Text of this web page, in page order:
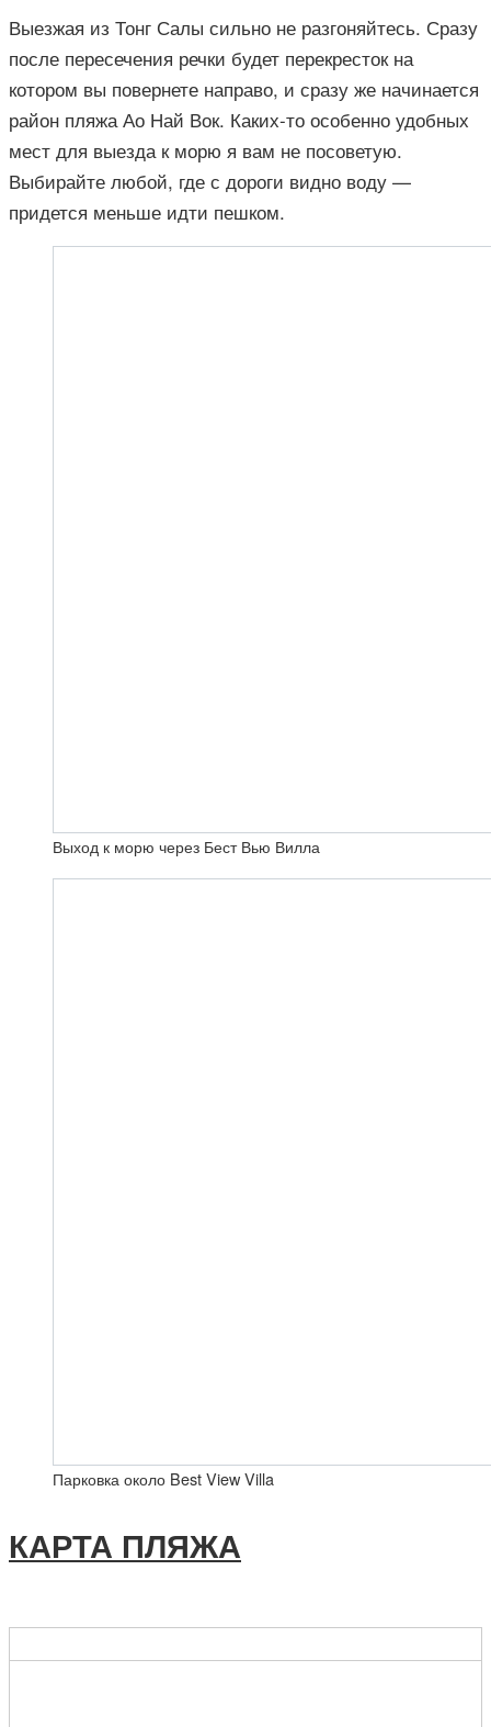
Выезжая из Тонг Салы сильно не разгоняйтесь. Сразу
после пересечения речки будет перекресток на
котором вы повернете направо, и сразу же начинается
район пляжа Ао Най Вок. Каких-то особенно удобных
мест для выезда к морю я вам не посоветую.
Выбирайте любой, где с дороги видно воду —
придется меньше идти пешком.
Выход к морю через Бест Вью Вилла
Парковка около Best View Villa
КАРТА ПЛЯЖА